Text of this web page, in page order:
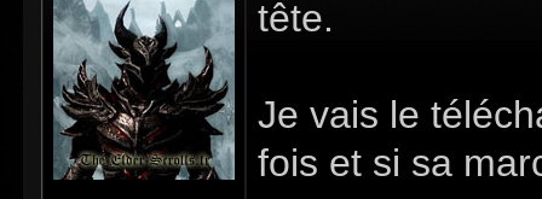
tête.
Je vais le
fois et si sa